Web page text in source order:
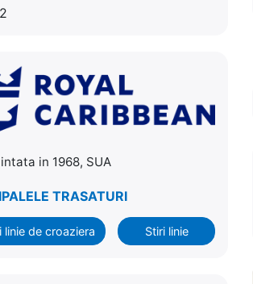
in 1968, SUA
TRASATURI
linie de croaziera Stiri linie